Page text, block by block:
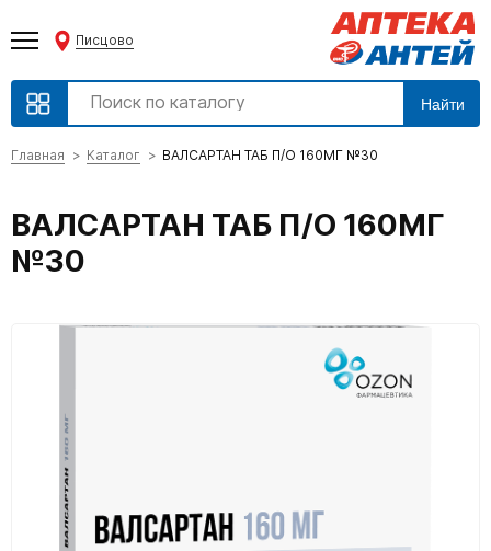
Писцово
Найти
Главная Каталог ВАЛСАРТАН ТАБ П/О 160МГ №30
ВАЛСАРТАН ТАБ П/О 160МГ
№30